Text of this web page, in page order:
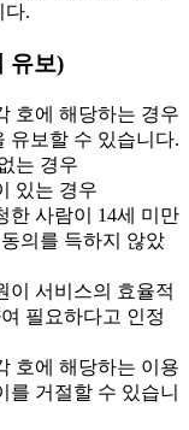
다.
유보)
호에 해당하는 경우
유보할 수 있습니다.
는 경우
있는 경우
한 사람이 14세 미만
의를 득하지 않았
이 서비스의 효율적
필요하다고 인정
호에 해당하는 이용
를 거절할 수 있습니